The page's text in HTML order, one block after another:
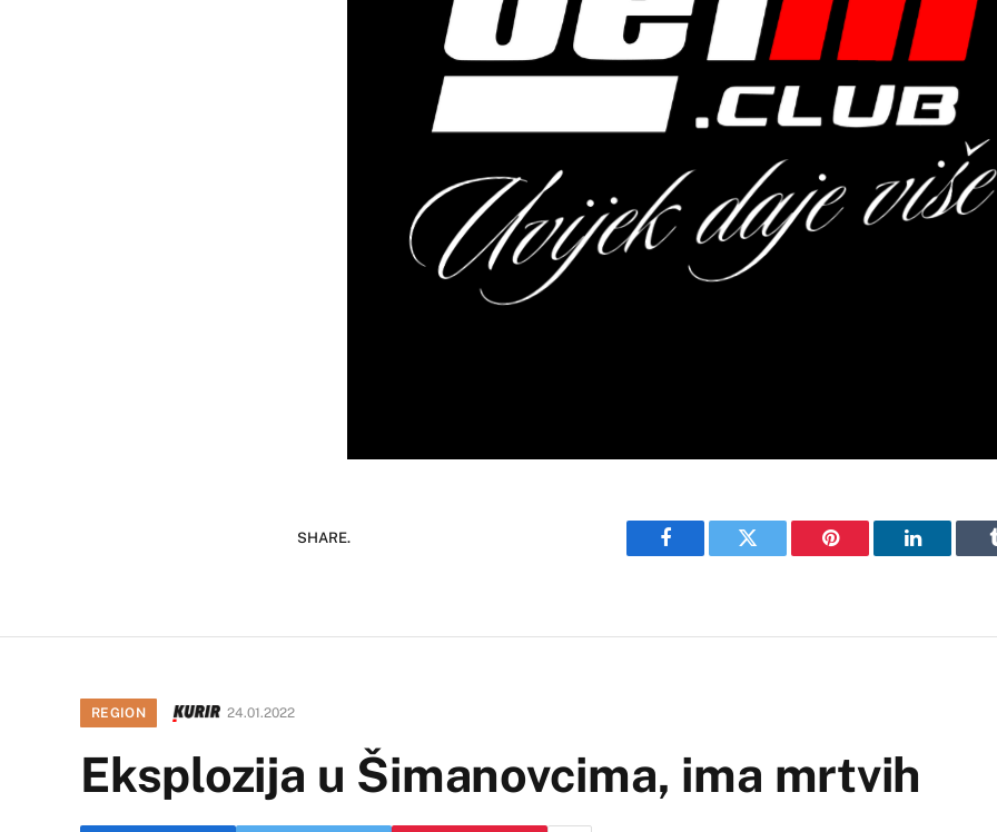
SHARE.
Facebook Twitter Pinterest LinkedIn
REGION 24.01.2022
Eksplozija u Šimanovcima, ima mrtvih